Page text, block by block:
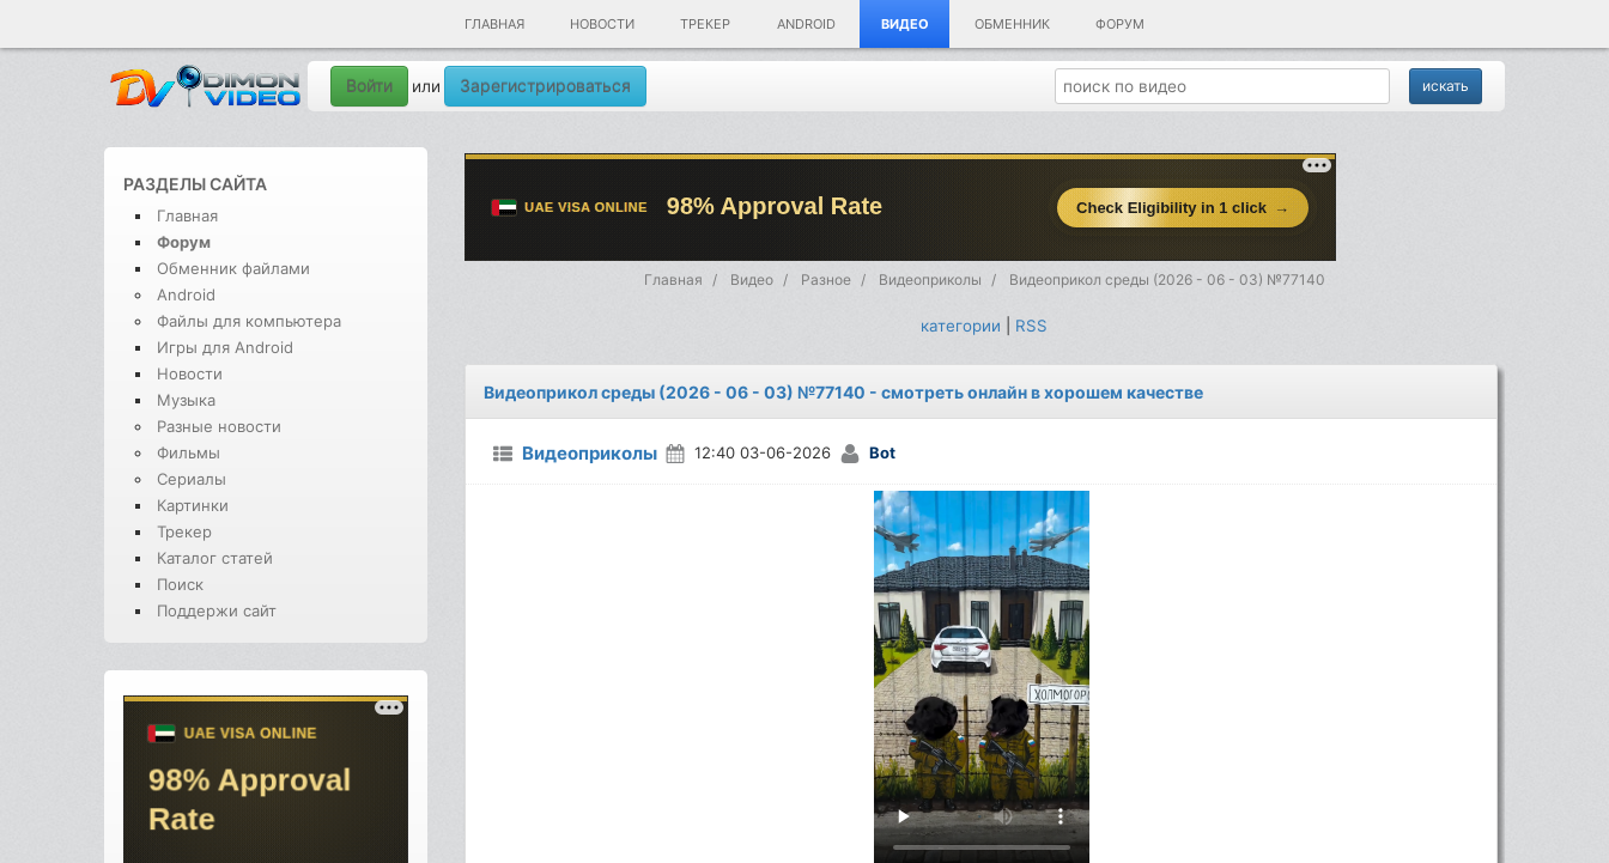
ГЛАВНАЯ НОВОСТИ ТРЕКЕР ANDROID ВИДЕО ОБМЕННИК ФОРУМ
Войти или Зарегистрироваться
РАЗДЕЛЫ САЙТА
Главная
Форум
Обменник файлами
Android
Файлы для компьютера
Игры для Android
Новости
Музыка
Разные новости
Фильмы
Сериалы
Картинки
Трекер
Каталог статей
Поиск
Поддержи сайт
Главная Видео Разное Видеоприколы Видеоприкол среды (2026 - 06 - 03) №77140
категории RSS
Видеоприкол среды (2026 - 06 - 03) №77140 - смотреть онлайн в хорошем качестве
Видеоприколы 12:40 03-06-2026 Bot